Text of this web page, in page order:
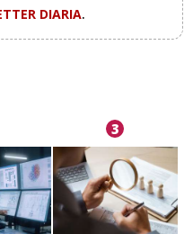
DIARIA.
3